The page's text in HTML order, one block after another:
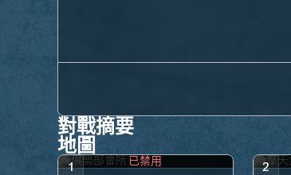
對戰摘要
地圖
1 已禁用 2